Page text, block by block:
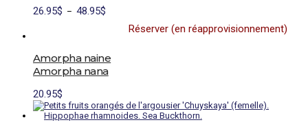
être
page
du
produit
26.95$ – 48.95$
48.95$
Réserver (en réapprovisionnement)
Amorpha naine
Amorpha nana
20.95$